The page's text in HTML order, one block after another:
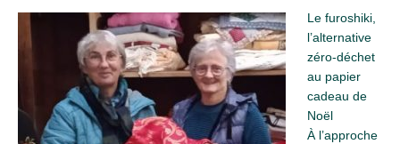
Le furoshiki,
l’alternative
zéro-déchet
au papier
cadeau de
Noël
À l’approche